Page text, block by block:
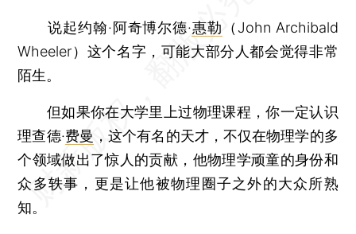
说起约翰·阿奇博尔德·惠勒 （John Archibald
Wheeler）这个名字，可能大部分人都会觉得非常
陌生。
但如果你在大学里上过物理课程，你一定认识
理查德·费曼 ，这个有名的天才，不仅在物理学的多
个领域做出了惊人的贡献，他物理学顽童的身份和
众多轶事，更是让他被物理圈子之外的大众所熟
知。